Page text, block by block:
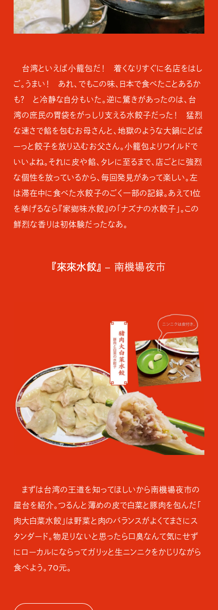
台湾といえば小籠包だ！ 着くなりすぐに名店をはし
ご。うまい！ あれ、でもこの味、日本で食べたことあるか
も？ と冷静な自分もいた。逆に驚きがあったのは、台
湾の庶民の胃袋をがっしり支える水餃子だった！ 猛烈
な速さで餡を包むお母さんと、地獄のような大鍋にどば
ーっと餃子を放り込むお父さん。小籠包よりワイルドで
いいよね。それに皮や餡、タレに至るまで、店ごとに強烈
な個性を放っているから、毎回発見があって楽しい。左
は滞在中に食べた水餃子のごく一部の記録。あえて1位
を挙げるなら『家鄉味水餃』の「ナズナの水餃子」。この
鮮烈な香りは初体験だったなあ。
『來來水餃』 – 南機場夜市
まずは台湾の王道を知ってほしいから南機場夜市の
屋台を紹介。つるんと薄めの皮で白菜と豚肉を包んだ「
肉大白菜水餃」は野菜と肉のバランスがよくてまさにス
タンダード。物足りないと思ったら口臭なんて気にせず
にローカルにならってガリッと生ニンニクをかじりながら
食べよう。70元。